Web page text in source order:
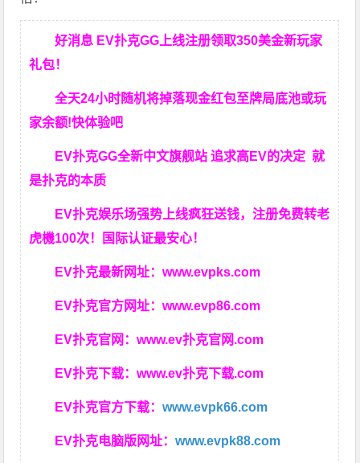
好消息 EV扑克GG上线注册领取350美金新玩家
礼包！
全天24小时随机将掉落现金红包至牌局底池或玩
家余额!快体验吧
EV扑克GG全新中文旗舰站 追求高EV的决定就
是扑克的本质
EV扑克娱乐场强势上线疯狂送钱，注册免费转老
虎機100次！国际认证最安心！
EV扑克最新网址：www.evpks.com
EV扑克官方网址：www.evp86.com
EV扑克官网：www.ev扑克官网.com
EV扑克下载：www.ev扑克下载.com
EV扑克官方下载：www.evpk66.com
EV扑克电脑版网址：www.evpk88.com